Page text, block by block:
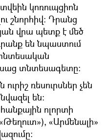
կոռուպցիոն
շնորհիվ։ Դրանց
վրա պետք է մեծ
են նպաստում
տնտեսագետը։
ռեսուրսներ չեն
են։
ոլորտի
«Արմենալի»